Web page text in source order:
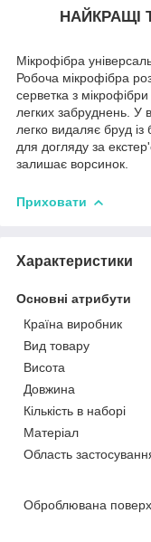
НАЙКРАЩІ
Мікрофібра
Робоча мікрофібра
серветка з
легких забруднень. У
легко видаляє бруд із
для догляду за
залишає ворсинок.
Приховати
Характеристики
Основні атрибути
Країна виробник
Вид товару
Висота
Довжина
Кількість в наборі
Матеріал
Область
Оброблювана